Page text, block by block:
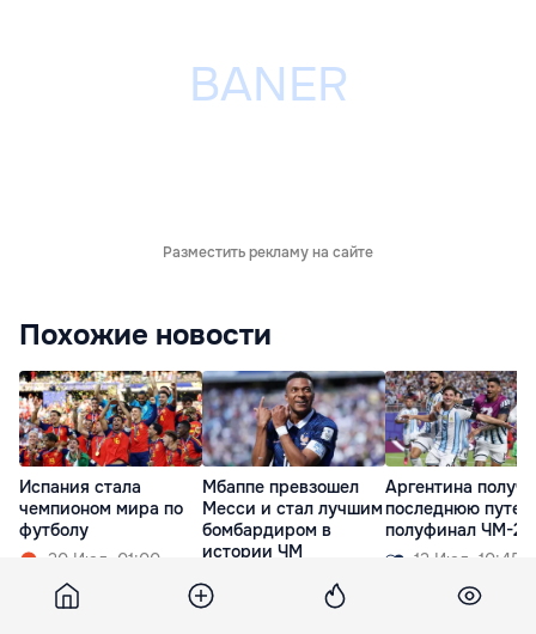
Разместить рекламу на сайте
Похожие новости
Испания стала
чемпионом мира по
футболу
20 Июл. 01:00
Мбаппе превзошел
Месси и стал лучшим
бомбардиром в
истории ЧМ
19 Июл. 14:30
Аргентина
последнюю
полуфинал ЧМ-
12 Июл. 10:45